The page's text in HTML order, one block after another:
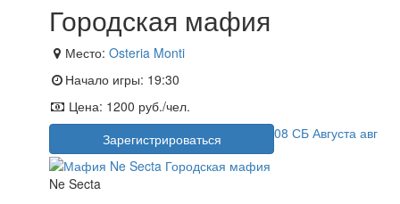
Городская мафия
Место: Osteria Monti
Начало игры: 19:30
Цена: 1200 руб./чел.
Зарегистрироваться
08 СБ Августа авг
Ne Secta